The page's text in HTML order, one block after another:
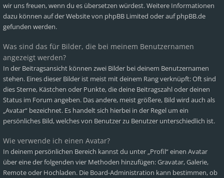
wir uns freuen, wenn du es übersetzen würdest. Weitere Informationen
dazu können auf der Website von phpBB Limited oder aufphpBB.de
gefunden werden.
Was sind das für Bilder, die bei meinem Benutzernamen
angezeigt werden?
In der Beitragsansicht können zwei Bilder bei deinem Benutzernamen
stehen. Eines dieser Bilder ist meist mit deinem Rang verknüpft: Oft sind
dies Sterne, Kästchen oder Punkte, die deine Beitragszahl oder deinen
Status im Forum angeben. Das andere, meist größere, Bild wird auch als
„Avatar“ bezeichnet. Es handelt sich hierbei in der Regel um ein
persönliches Bild, welches von Benutzer zu Benutzer unterschiedlich ist.
Wie verwende ich einen Avatar?
In deinem persönlichen Bereich kannst du unter „Profil“ einen Avatar
über eine der folgenden vier Methoden hinzufügen: Gravatar, Galerie,
Remote oder Hochladen. Die Board-Administration kann bestimmen, ob